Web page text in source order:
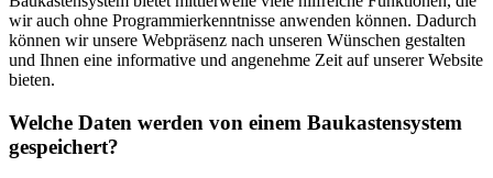
wir auch ohne Programmierkenntnisse anwenden können. Dadurch
können wir unsere Webpräsenz nach unseren Wünschen gestalten
und Ihnen eine informative und angenehme Zeit auf unserer Website
bieten.
Welche Daten werden von einem Baukastensystem
gespeichert?